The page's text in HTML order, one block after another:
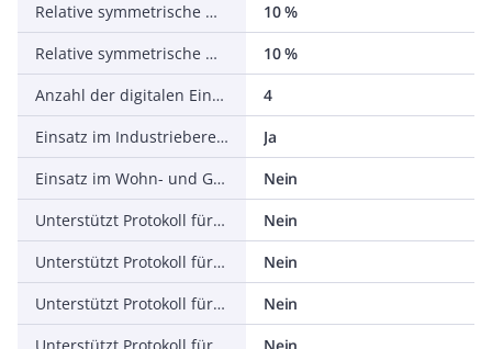
Relative symmetrische Netzfrequenztoleranz
10 %
Relative symmetrische Netzspannungstoleranz
10 %
Anzahl der digitalen Eingänge
4
Einsatz im Industriebereich zulässig
Ja
Einsatz im Wohn- und Gewerbebereich zulässig
Nein
Unterstützt Protokoll für TCP/IP
Nein
Unterstützt Protokoll für PROFIBUS
Nein
Unterstützt Protokoll für CAN
Nein